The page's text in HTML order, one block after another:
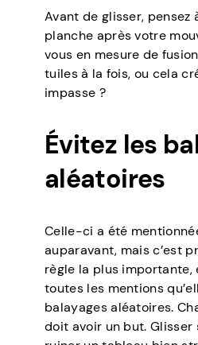
Avant de glisser, pensez
planche après votre
vous en mesure de
tuiles à la fois, ou cela
impasse ?
Évitez les
aléatoires
Celle-ci a été
auparavant, mais c’est
règle la plus importante,
toutes les mentions
balayages aléatoires.
doit avoir un but.